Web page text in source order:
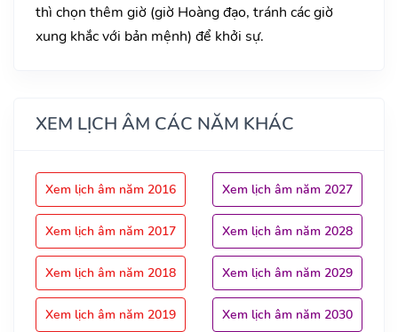
thì chọn thêm giờ (giờ Hoàng đạo, tránh các giờ
xung khắc với bản mệnh) để khởi sự.
XEM LỊCH ÂM CÁC NĂM KHÁC
Xem lịch âm năm 2016
Xem lịch âm năm 2017
Xem lịch âm năm 2018
Xem lịch âm năm 2019
Xem lịch âm năm 2027
Xem lịch âm năm 2028
Xem lịch âm năm 2029
Xem lịch âm năm 2030